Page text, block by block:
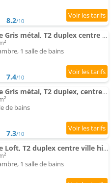
8.2/10
Appartement Le Gris métal, T2 duplex centre ville historique
1 salle de bains
7.4/10
Appartement Le Gris métal, T2 duplex, centre ville historique
de bains
7.3/10
Appartement Le Loft, T2 duplex centre ville historique
1 salle de bains